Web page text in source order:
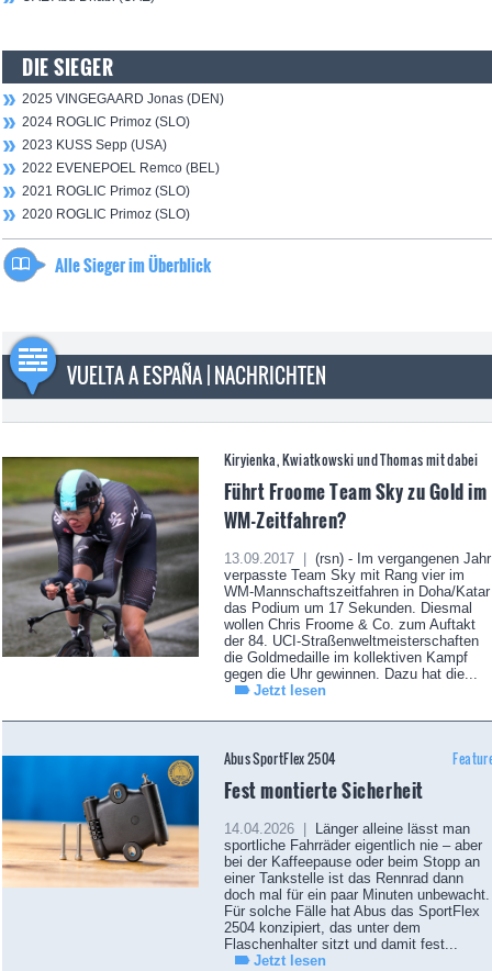
DIE SIEGER
2025 VINGEGAARD Jonas (DEN)
2024 ROGLIC Primoz (SLO)
2023 KUSS Sepp (USA)
2022 EVENEPOEL Remco (BEL)
2021 ROGLIC Primoz (SLO)
2020 ROGLIC Primoz (SLO)
Alle Sieger im Überblick
VUELTA A ESPAÑA | NACHRICHTEN
Kiryienka, Kwiatkowski und Thomas mit dabei
Führt Froome Team Sky zu Gold im
WM-Zeitfahren?
13.09.2017 |
(rsn) - Im vergangenen Jahr
verpasste Team Sky mit Rang vier im
WM-Mannschaftszeitfahren in Doha/Katar
das Podium um 17 Sekunden. Diesmal
wollen Chris Froome & Co. zum Auftakt
der 84. UCI-Straßenweltmeisterschaften
die Goldmedaille im kollektiven Kampf
gegen die Uhr gewinnen. Dazu hat die...
Jetzt lesen
Abus SportFlex 2504
Fest montierte Sicherheit
14.04.2026 |
Länger alleine lässt man
sportliche Fahrräder eigentlich nie – aber
bei der Kaffeepause oder beim Stopp an
einer Tankstelle ist das Rennrad dann
doch mal für ein paar Minuten unbewacht.
Für solche Fälle hat Abus das SportFlex
2504 konzipiert, das unter dem
Flaschenhalter sitzt und damit fest...
Jetzt lesen